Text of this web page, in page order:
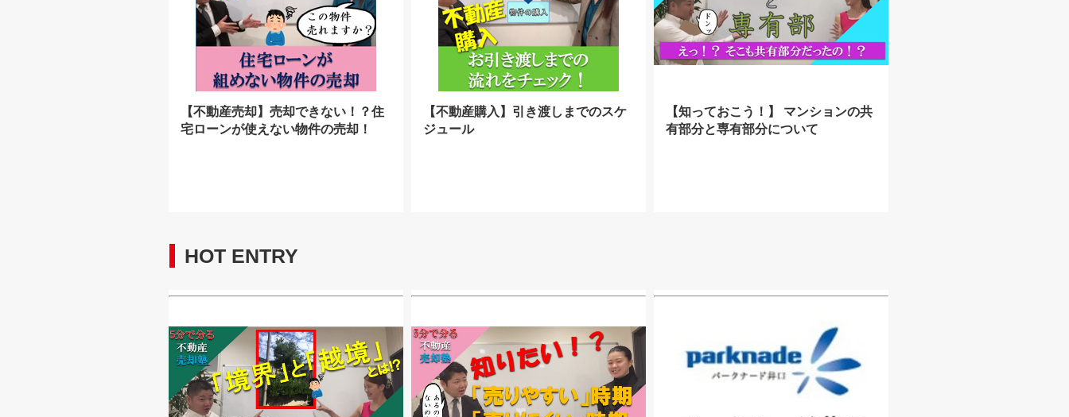
【不動産売却】売却できない！？住
宅ローンが使えない物件の売却！
【不動産購入】引き渡しまでのスケ
ジュール
【知っておこう！】 マンションの共
有部分と専有部分について
HOT ENTRY